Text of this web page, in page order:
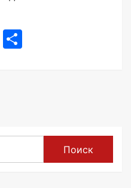
Viber
Поиск